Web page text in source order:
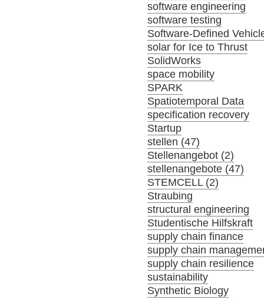
software engineering
software testing
Software-Defined
solar for Ice to Thrust
SolidWorks
space mobility
SPARK
Spatiotemporal Data
specification recovery
Startup
stellen (47)
Stellenangebot (2)
stellenangebote (47)
STEMCELL (2)
Straubing
structural engineering
Studentische Hilfskraft
supply chain finance
supply chain
supply chain resilience
sustainability
Synthetic Biology